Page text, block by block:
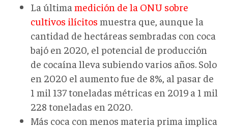
La última medición de la ONU sobre
cultivos ilícitos muestra que, aunque la
cantidad de hectáreas sembradas con coca
bajó en 2020, el potencial de producción
de cocaína lleva subiendo varios años. Solo
en 2020 el aumento fue de 8%, al pasar de
1 mil 137 toneladas métricas en 2019 a 1 mil
228 toneladas en 2020.
Más coca con menos materia prima implica